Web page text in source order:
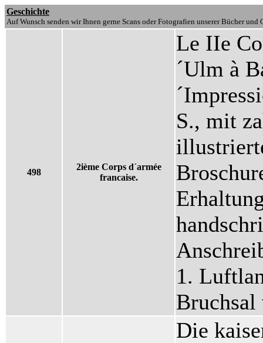
Geschichte
Auf Wunsch senden wir Ihnen gerne Scans oder Fotografien unserer Bücher und
498
2ième Corps d´armée
francaise.
Le IIe
´Ulm à
S., mit
1.
Bruchsal
Die